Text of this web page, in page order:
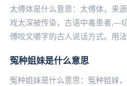
太傅体是什么意思：太傅体，来
戏太深被传染，古语中毒患者,—
傅咬文嚼字的古人说话方式。用
冤种姐妹是什么意思
冤种姐妹是什么意思：冤种姐妹